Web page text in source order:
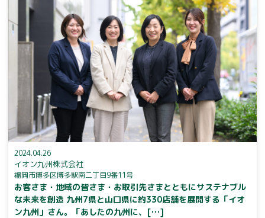
2024.04.26
イオン九州株式会社
福岡市博多区博多駅南二丁目9番11号
お客さま・地域の皆さま・お取引先さまとともにサステナブル
な未来を創造 九州7県と山口県に約330店舗を展開する「イオ
ン九州」さん。「あしたの九州に、[…]